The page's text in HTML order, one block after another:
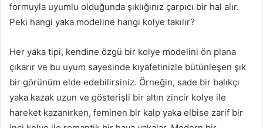
formuyla uyumlu olduğunda şıklığınız çarpıcı bir hal alır.
Peki hangi yaka modeline hangi kolye takılır?
Her yaka tipi, kendine özgü bir kolye modelini ön plana
çıkarır ve bu uyum sayesinde kıyafetinizle bütünleşen şık
bir görünüm elde edebilirsiniz. Örneğin, sade bir balıkçı
yaka kazak uzun ve gösterişli bir altın zincir kolye ile
hareket kazanırken, feminen bir kalp yaka elbise zarif bir